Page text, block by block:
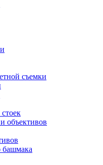
съемки
объективов
башмака